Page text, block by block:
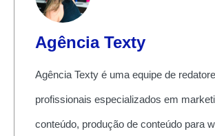
Agência Texty
Agência Texty é uma equipe de
profissionais especializados em
conteúdo, produção de conteúdo para